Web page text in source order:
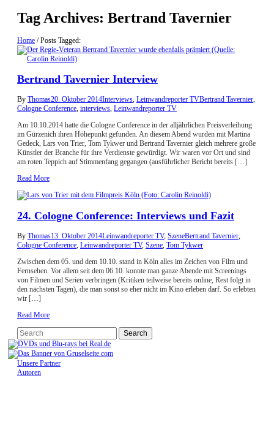
Tag Archives: Bertrand Tavernier
Home /Posts Tagged:
Bertrand Tavernier Interview
By Thomas20. Oktober 2014Interviews, Leinwandreporter TVBertrand Tavernier,
Cologne Conference, interviews, Leinwandreporter TV
Am 10.10.2014 hatte die Cologne Conference in der alljährlichen Preisverleihung
im Gürzenich ihren Höhepunkt gefunden. An diesem Abend wurden mit Martina
Gedeck, Lars von Trier, Tom Tykwer und Bertrand Tavernier gleich mehrere große
Künstler der Branche für ihre Verdienste gewürdigt. Wir waren vor Ort und sind
am roten Teppich auf Stimmenfang gegangen (ausführlicher Bericht bereits […]
Read More
24. Cologne Conference: Interviews und Fazit
By Thomas13. Oktober 2014Leinwandreporter TV, SzeneBertrand Tavernier,
Cologne Conference, Leinwandreporter TV, Szene, Tom Tykwer
Zwischen dem 05. und dem 10.10. stand in Köln alles im Zeichen von Film und
Fernsehen. Vor allem seit dem 06.10. konnte man ganze Abende mit Screenings
von Filmen und Serien verbringen (Kritiken teilweise bereits online, Rest folgt in
den nächsten Tagen), die man sonst so eher nicht im Kino erleben darf. So erlebten
wir […]
Read More
Unsere Partner
Autoren